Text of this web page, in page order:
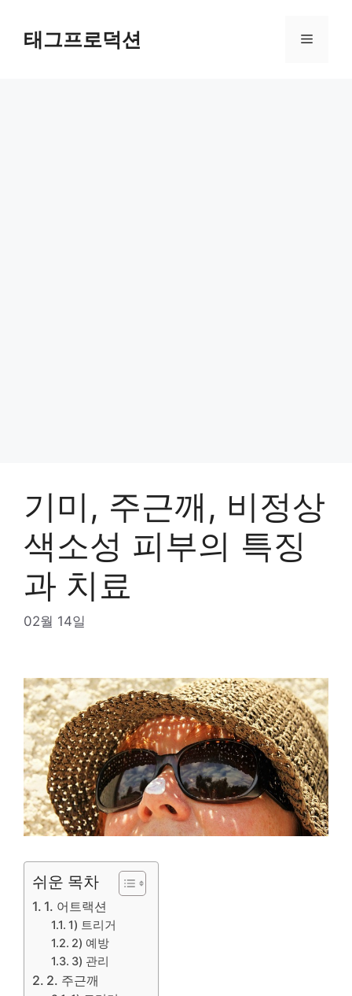
content태그프로덕션 Menu
기미, 주근깨, 비정상
색소성 피부의 특징
과 치료
02월 14일
쉬운 목차
1. 어트랙션
1) 트리거
2) 예방
3) 관리
2. 주근깨